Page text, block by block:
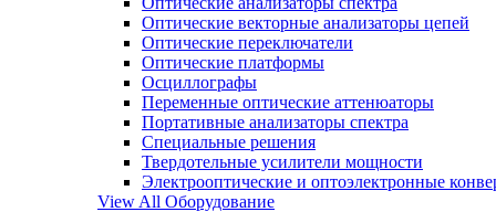
Оптические векторные анализаторы цепей
Оптические переключатели
Оптические платформы
Осциллографы
Переменные оптические аттенюаторы
Портативные анализаторы спектра
Специальные решения
Твердотельные усилители мощности
Электрооптические и оптоэлектронные
View All Оборудование